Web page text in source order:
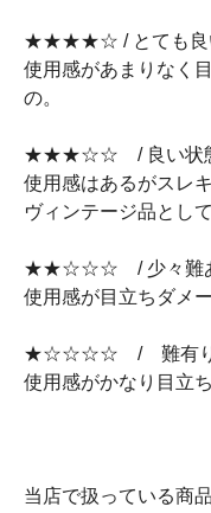
★★★★☆ / とても良
使用感があまりなく
の。
★★★☆☆ / 良い状
使用感はあるがスレ
ヴィンテージ品とし
★★☆☆☆ / 少々難あ
使用感が目立ちダメ
★☆☆☆☆ / 難有り/
使用感がかなり目立
当店で扱っている商